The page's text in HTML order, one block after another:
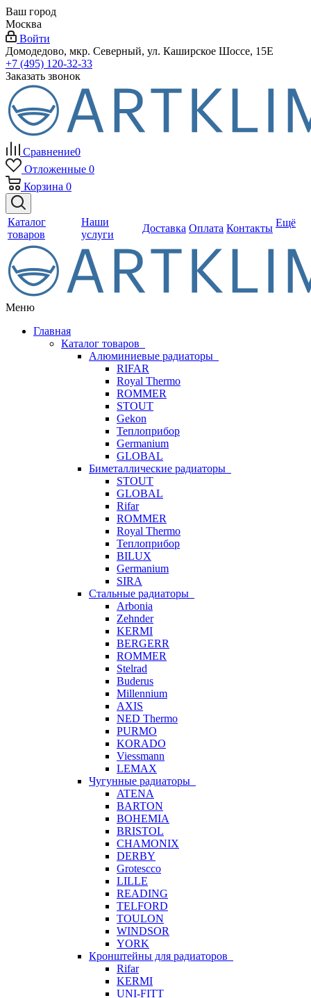
Ваш город
Москва
Войти
Домодедово, мкр. Северный, ул. Каширское Шоссе, 15Е
+7 (495) 120-32-33
Заказать звонок
Сравнение0
Отложенные 0
Корзина 0
Каталог
товаров
Наши
услуги
Доставка Оплата Контакты Ещё
Меню
Главная
Каталог товаров
Алюминиевые радиаторы
RIFAR
Royal Thermo
ROMMER
STOUT
Gekon
Теплоприбор
Germanium
GLOBAL
Биметаллические радиаторы
STOUT
GLOBAL
Rifar
ROMMER
Royal Thermo
Теплоприбор
BILUX
Germanium
SIRA
Стальные радиаторы
Arbonia
Zehnder
KERMI
BERGERR
ROMMER
Stelrad
Buderus
Millennium
AXIS
NED Thermo
PURMO
KORADO
Viessmann
LEMAX
Чугунные радиаторы
ATENA
BARTON
BOHEMIA
BRISTOL
CHAMONIX
DERBY
Grotescco
LILLE
READING
TELFORD
TOULON
WINDSOR
YORK
Кронштейны для радиаторов
Rifar
KERMI
UNI-FITT